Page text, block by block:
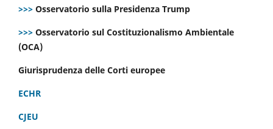
>>> Osservatorio sulla Presidenza Trump
>>> Osservatorio sul Costituzionalismo Ambientale
(OCA)
Giurisprudenza delle Corti europee
ECHR
CJEU